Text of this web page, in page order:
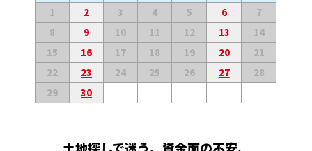
1
2 3 4 5 6
7
8
9 10 11 12 13
14
15
16 17 18 19 20
21
22
23 24 25 26 27
28
29
30